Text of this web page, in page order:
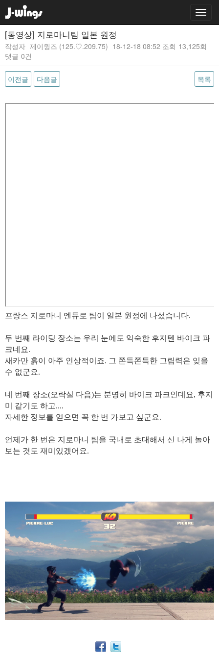
[동영상] 지로마니팀 일본 원정
작성자 제이윙즈 (125.♡.209.75) 18-12-18 08:52 조회 13,125회
댓글 0건
이전글 다음글 목록
본문
프랑스 지로마니 엔듀로 팀이 일본 원정에 나섰습니다.
두 번째 라이딩 장소는 우리 눈에도 익숙한 후지텐 바이크 파
크네요.
새카만 흙이 아주 인상적이죠. 그 쫀득쫀득한 그립력은 잊을
수 없군요.
네 번째 장소(오락실 다음)는 분명히 바이크 파크인데요, 후지
미 같기도 하고....
자세한 정보를 얻으면 꼭 한 번 가보고 싶군요.
언제가 한 번은 지로마니 팀을 국내로 초대해서 신 나게 놀아
보는 것도 재미있겠어요.